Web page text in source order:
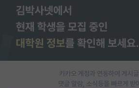
장학금/장학생 게시판
학술 정보 게시판
카카오 계정과 연동하여 게시
댓글 알람, 소식등을 빠르게 받